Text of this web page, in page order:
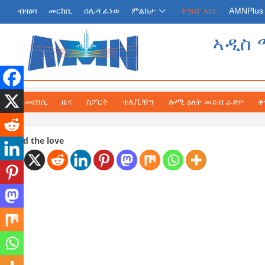
ብዛዕባ መርከቢ ሰሌዳ ፈነወ ምልክታ ትንበያ ኣየር AMNPlus
ኣዲስ
መበገሲ ዜና ስፖርት ቴሌቪዥን ሎሚ ዕለት መደብ ራድዮ
Spread the love